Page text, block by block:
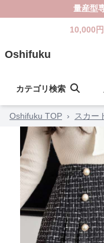
量産型
10,000
Oshifuku
カテゴリ検索
Oshifuku TOP › スカー